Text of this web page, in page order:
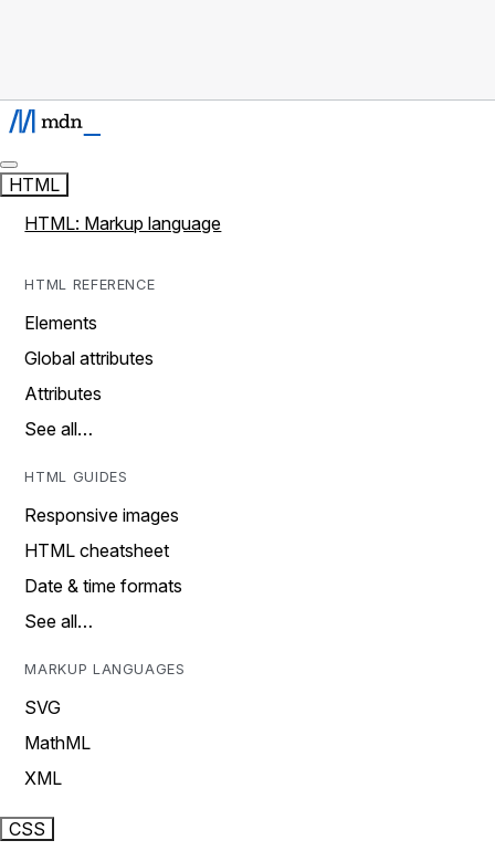
HTML
HTML: Markup language
HTML REFERENCE
Elements
Global attributes
Attributes
See all…
HTML GUIDES
Responsive images
HTML cheatsheet
Date & time formats
See all…
MARKUP LANGUAGES
SVG
MathML
XML
CSS